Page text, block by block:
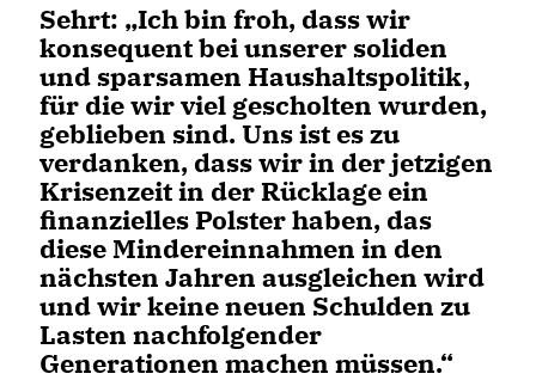
Sehrt: „Ich bin froh, dass wir
konsequent bei unserer soliden
und sparsamen Haushaltspolitik,
für die wir viel gescholten wurden,
geblieben sind. Uns ist es zu
verdanken, dass wir in der jetzigen
Krisenzeit in der Rücklage ein
finanzielles Polster haben, das
diese Mindereinnahmen in den
nächsten Jahren ausgleichen wird
und wir keine neuen Schulden zu
Lasten nachfolgender
Generationen machen müssen.“